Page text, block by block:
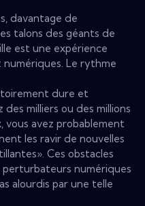
davantage de
talons des géants de
est une expérience
numériques. Le rythme
dure et
milliers ou des millions
vous avez probablement
les ravir de nouvelles
Ces obstacles
numériques
alourdis par une telle